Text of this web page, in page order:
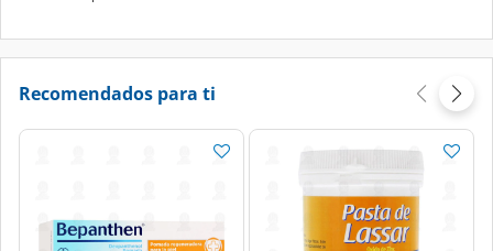
Recomendados para ti